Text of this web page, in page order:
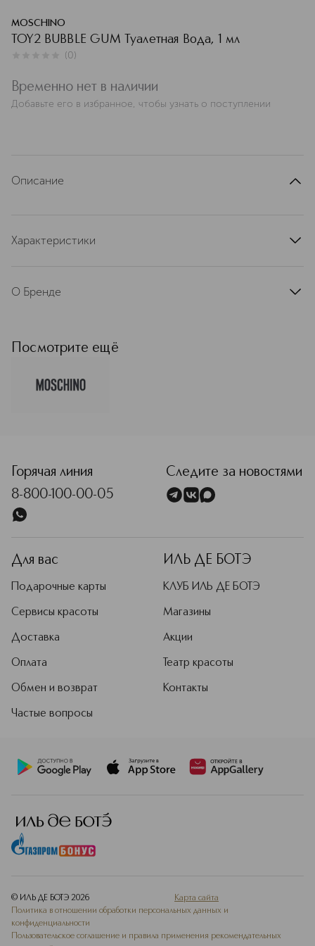
MOSCHINO
TOY2 BUBBLE GUM Туалетная Вода, 1 мл
(0)
Временно нет в наличии
Добавьте его в избранное, чтобы узнать о поступлении
Описание
Характеристики
артикул
О Бренде
1983 г. кутюрье Франко Москино,
чей экстравагантный, ироничный
Посмотрите ещё
Горячая линия
8-800-100-00-05
Следите за новостями
Для вас
Подарочные карты
Сервисы красоты
Доставка
Оплата
Обмен и возврат
Частые вопросы
ИЛЬ ДЕ БОТЭ
КЛУБ ИЛЬ ДЕ БОТЭ
Магазины
Акции
Театр красоты
Контакты
© ИЛЬ ДЕ БОТЭ 2026
Карта сайта
Политика в отношении обработки персональных данных и
конфиденциальности
Пользовательское соглашение и правила применения рекомендательных